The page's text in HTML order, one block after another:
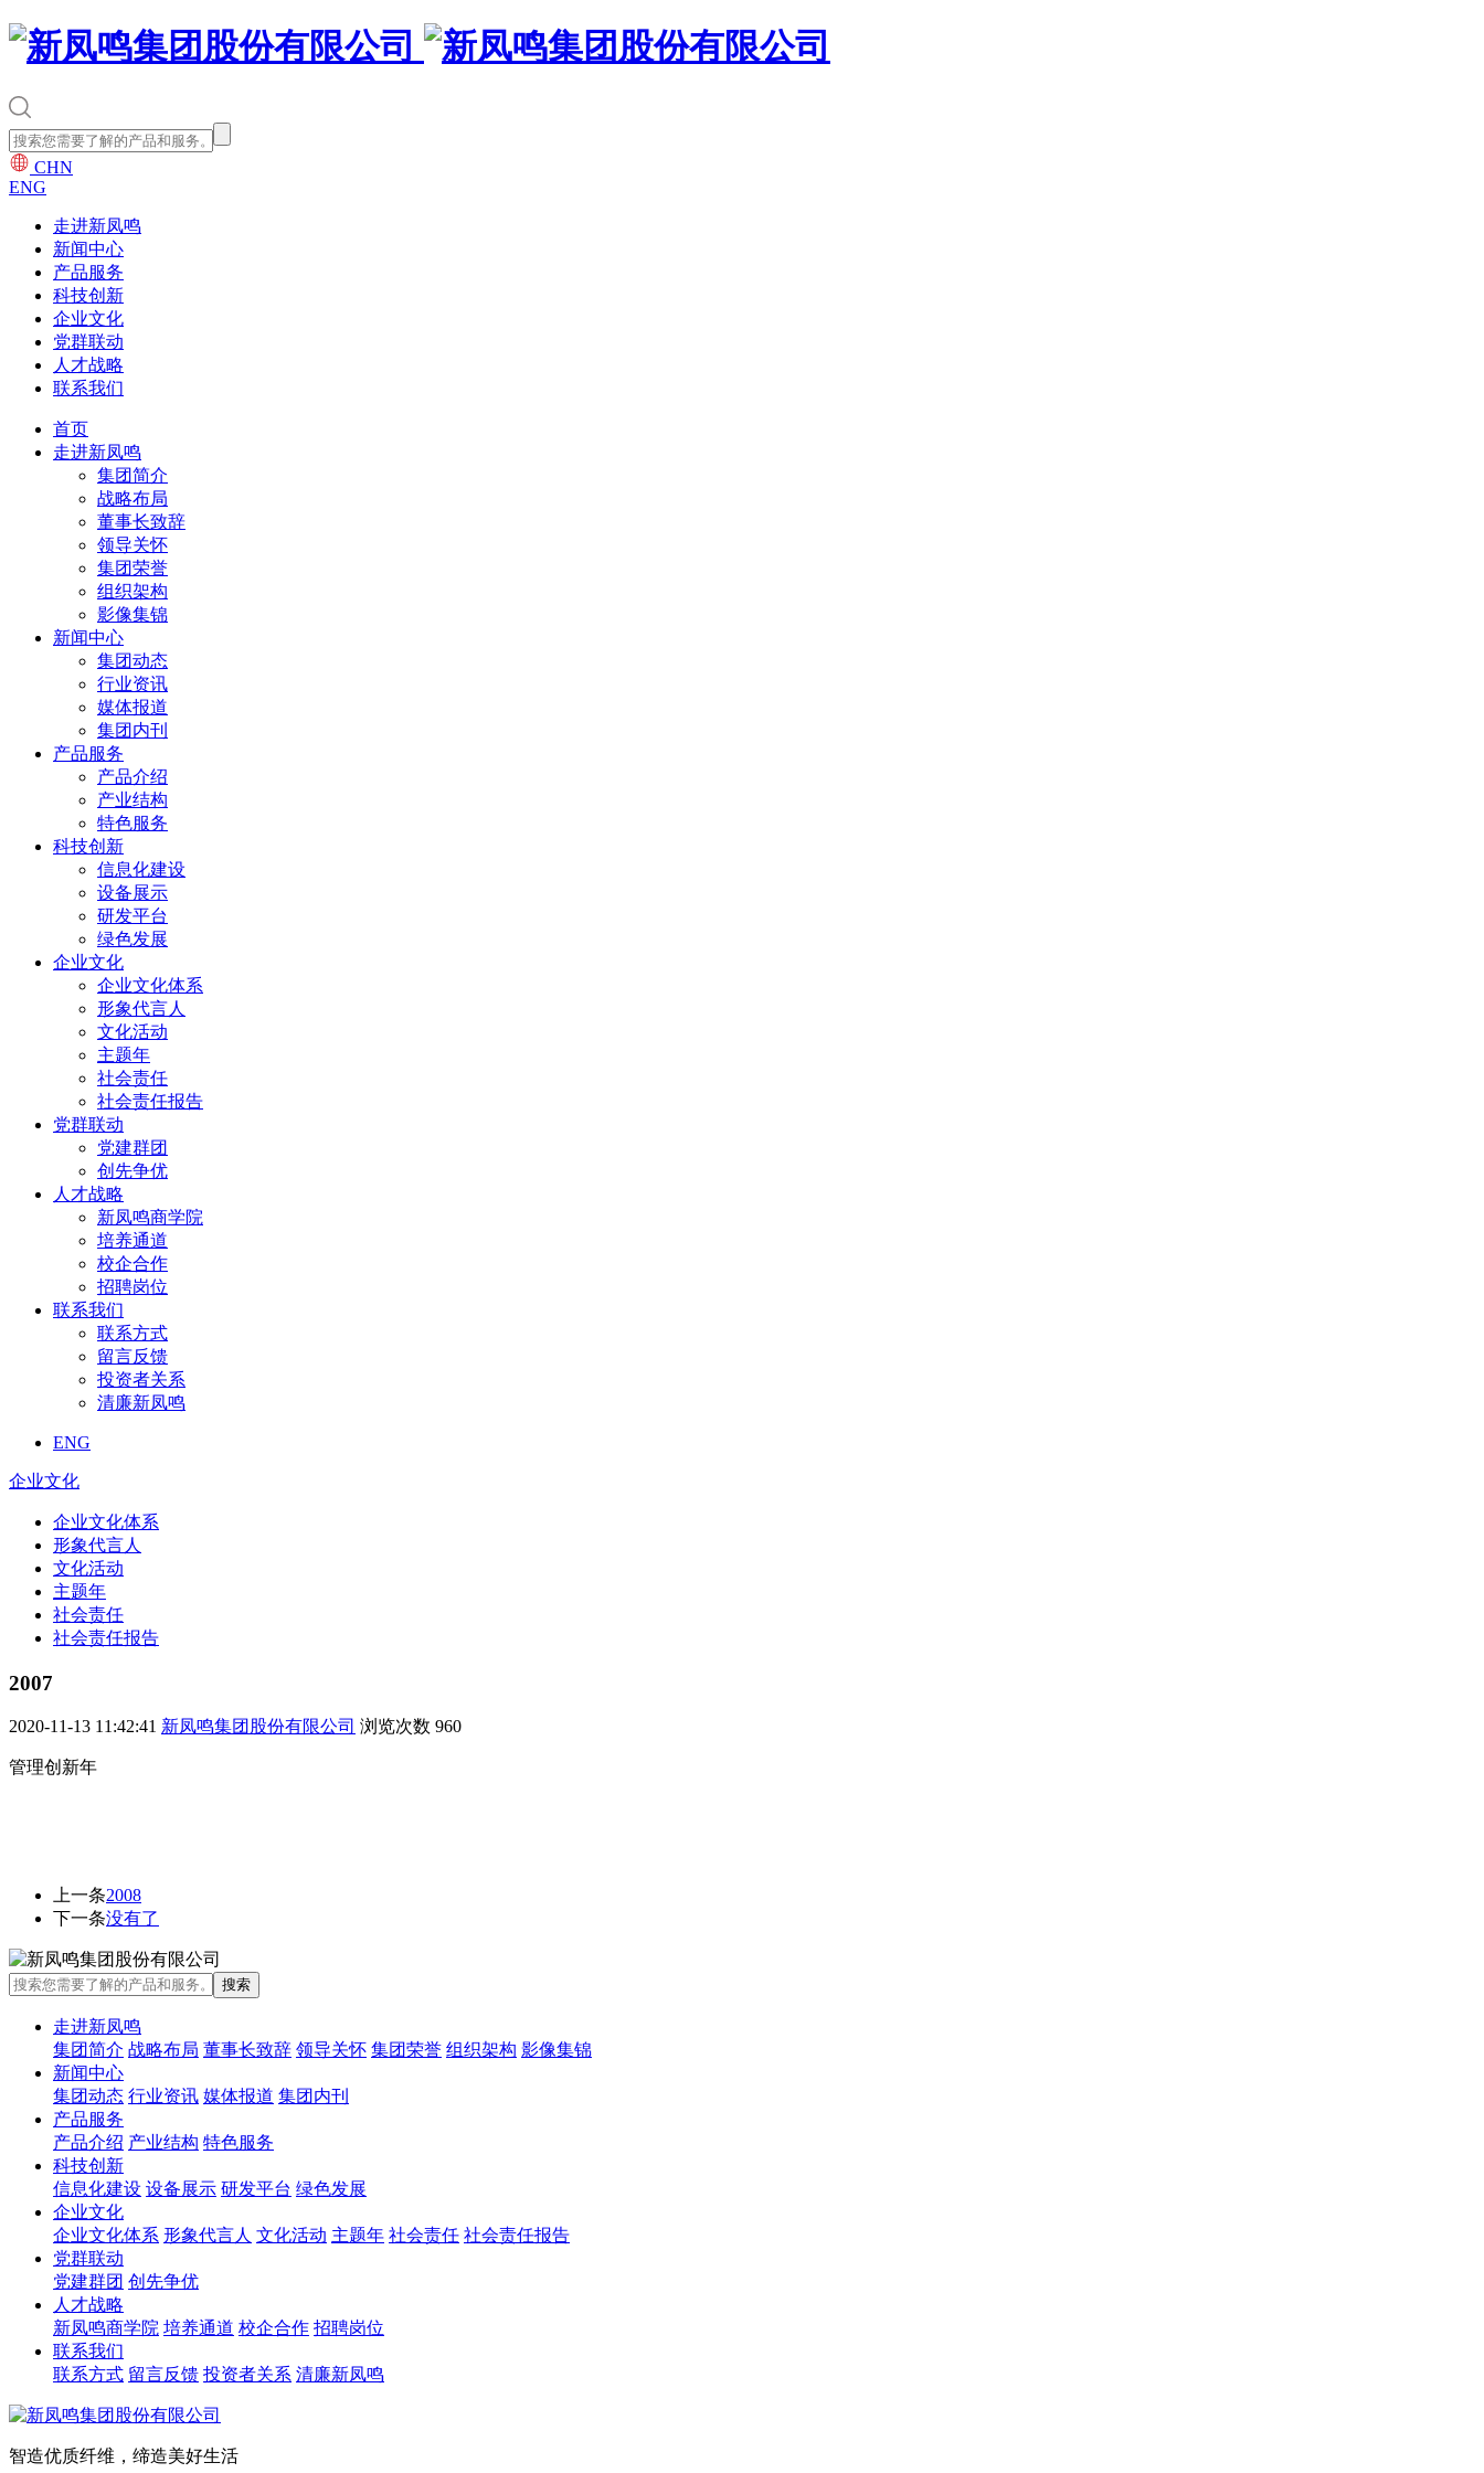
CHN
ENG
走进新凤鸣
新闻中心
产品服务
科技创新
企业文化
党群联动
人才战略
联系我们
首页
走进新凤鸣
集团简介
战略布局
董事长致辞
领导关怀
集团荣誉
组织架构
影像集锦
新闻中心
集团动态
行业资讯
媒体报道
集团内刊
产品服务
产品介绍
产业结构
特色服务
科技创新
信息化建设
设备展示
研发平台
绿色发展
企业文化
企业文化体系
形象代言人
文化活动
主题年
社会责任
社会责任报告
党群联动
党建群团
创先争优
人才战略
新凤鸣商学院
培养通道
校企合作
招聘岗位
联系我们
联系方式
留言反馈
投资者关系
清廉新凤鸣
ENG
企业文化
企业文化体系
形象代言人
文化活动
主题年
社会责任
社会责任报告
2007
2020-11-13 11:42:41 新凤鸣集团股份有限公司 浏览次数 960
管理创新年
上一条2008
下一条没有了
走进新凤鸣
集团简介 战略布局 董事长致辞 领导关怀 集团荣誉 组织架构 影像集锦
新闻中心
集团动态 行业资讯 媒体报道 集团内刊
产品服务
产品介绍 产业结构 特色服务
科技创新
信息化建设 设备展示 研发平台 绿色发展
企业文化
企业文化体系 形象代言人 文化活动 主题年 社会责任 社会责任报告
党群联动
党建群团 创先争优
人才战略
新凤鸣商学院 培养通道 校企合作 招聘岗位
联系我们
联系方式 留言反馈 投资者关系 清廉新凤鸣
智造优质纤维，缔造美好生活